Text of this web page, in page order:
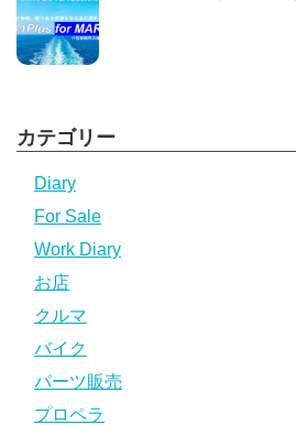
カテゴリー
Diary
For Sale
Work Diary
お店
クルマ
バイク
パーツ販売
プロペラ